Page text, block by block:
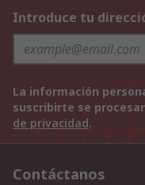
Introduce tu
La información
suscribirte se
de privacidad.
Contáctanos